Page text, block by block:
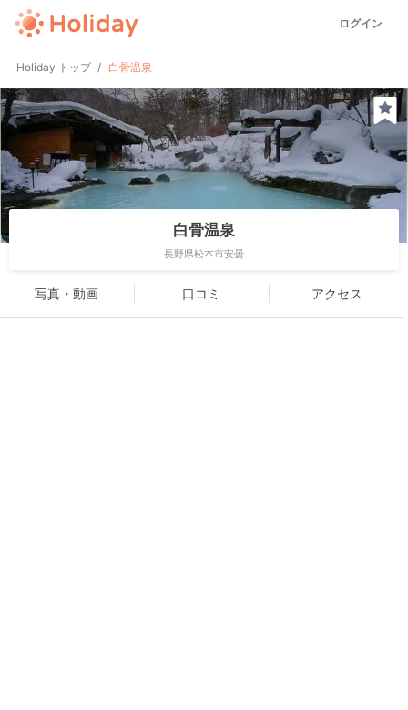
ログイン
Holiday トップ 白骨温泉
白骨温泉
長野県松本市安曇
写真・動画 口コミ アクセス